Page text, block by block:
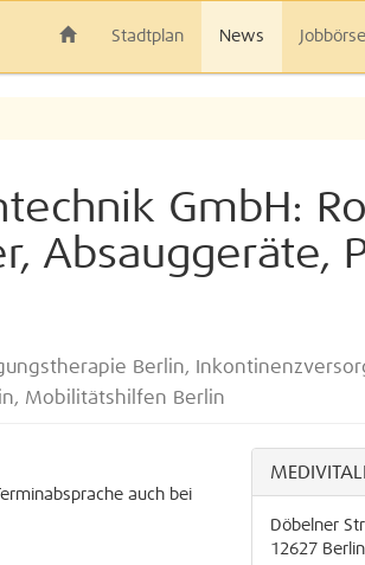
Stadtplan News Jobbörse
GmbH:
Absauggeräte,
Berlin,
Mobilitätshilfen Berlin
auch bei
Döbelner
12627 Berlin